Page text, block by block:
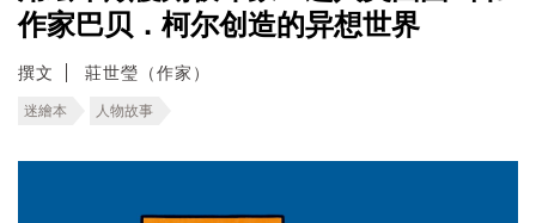
作家巴贝．柯尔创造的异想世界
撰文 莊世瑩（作家）
迷繪本 人物故事